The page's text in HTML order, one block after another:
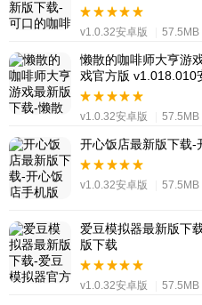
v1.0.32安卓版 57.5MB
懒散的咖啡师大亨游
戏官方版 v1.018.010
v1.0.32安卓版 57.5MB
开心饭店最新版下载-
v1.0.32安卓版 57.5MB
爱豆模拟器最新版下
版下载
v1.0.32安卓版 57.5MB